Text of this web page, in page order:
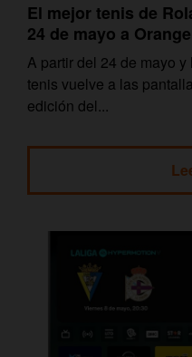
El mejor tenis de
24 de mayo a
A partir del 24 de mayo
tenis vuelve a las
edición del...